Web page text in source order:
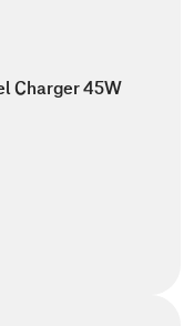
Charger 45W